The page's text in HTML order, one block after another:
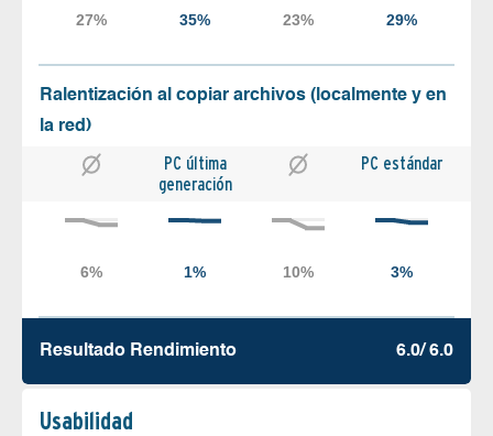
Ralentización al copiar archivos (localmente y en
la red)
PC última
generación
PC estándar
Resultado Rendimiento 6.0/ 6.0
Usabilidad